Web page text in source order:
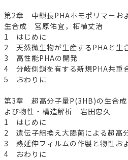
第2章 中鎖長PHAホモポリマーお
生合成 宮原佑宜，柘植丈治
1 はじめに
2 天然微生物が生産するPHAと生
3 高性能PHAの開発
4 分岐側鎖を有する新規PHA共重
5 おわりに
第3章 超高分子量P(3HB)の生合成
よび物性・構造解析 岩田忠久
1 はじめに
2 遺伝子組換え大腸菌による超高
3 熱延伸フィルムの作製と物性お
4 おわりに